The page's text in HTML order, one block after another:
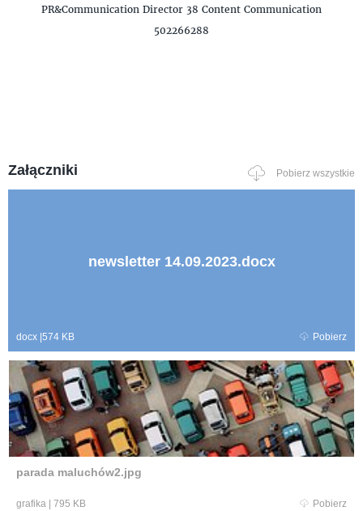
PR&Communication Director 38 Content Communication
502266288
Załączniki Pobierz wszystkie
newsletter 14.09.2023.docx
docx |574 KB Pobierz
parada maluchów2.jpg
grafika | 795 KB Pobierz